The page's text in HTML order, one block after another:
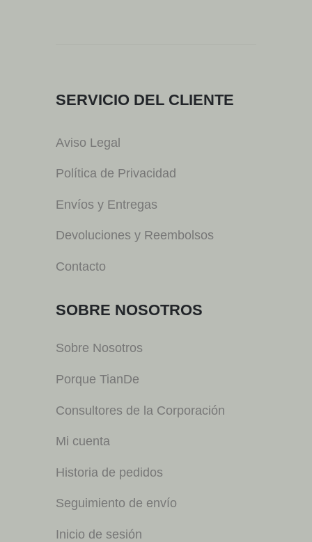
SERVICIO DEL CLIENTE
Aviso Legal
Política de Privacidad
Envíos y Entregas
Devoluciones y Reembolsos
Contacto
SOBRE NOSOTROS
Sobre Nosotros
Porque TianDe
Consultores de la Corporación
Mi cuenta
Historia de pedidos
Seguimiento de envío
Inicio de sesión